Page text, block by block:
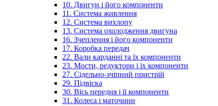
10. Двигун і його компоненти
11. Система живлення
12. Система вихлопу
13. Система охолодження двигуна
16. Зчеплення і його компоненти
17. Коробка передач
22. Вали карданні та їх компоненти
23. Мости, редуктори і їх компоненти
27. Сідельно-зчіпний пристрій
29. Підвіска
30. Вісь передня і її компоненти
31. Колеса і маточини